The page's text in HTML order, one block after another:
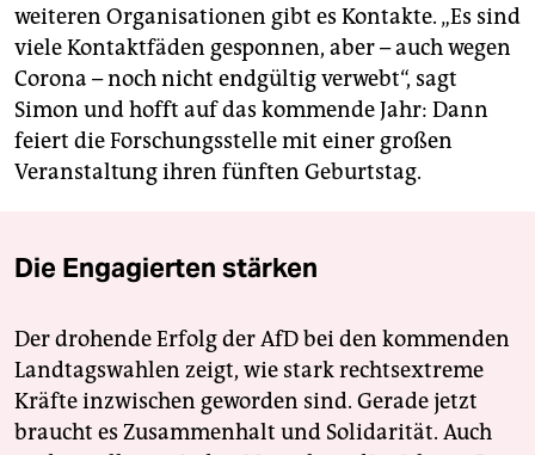
weiteren Organisationen gibt es Kontakte. „Es sind
viele Kontaktfäden gesponnen, aber – auch wegen
Corona – noch nicht endgültig verwebt“, sagt
Simon und hofft auf das kommende Jahr: Dann
feiert die Forschungsstelle mit einer großen
Veranstaltung ihren fünften Geburtstag.
Die Engagierten stärken
Der drohende Erfolg der AfD bei den kommenden
Landtagswahlen zeigt, wie stark rechtsextreme
Kräfte inzwischen geworden sind. Gerade jetzt
braucht es Zusammenhalt und Solidarität. Auch